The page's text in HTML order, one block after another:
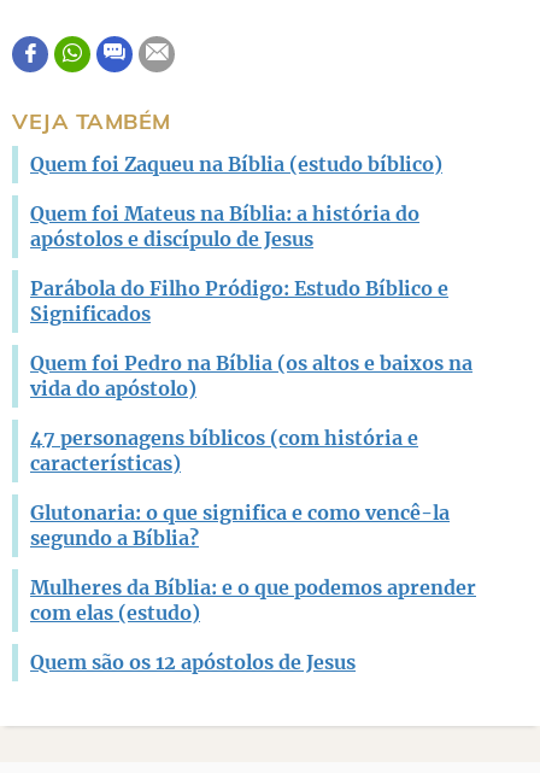
Este conteúdo contém informação incorreta
VEJA TAMBÉM
Quem foi Zaqueu na Bíblia (estudo bíblico)
Quem foi Mateus na Bíblia: a história do
apóstolos e discípulo de Jesus
Parábola do Filho Pródigo: Estudo Bíblico e
Significados
Quem foi Pedro na Bíblia (os altos e baixos na
vida do apóstolo)
47 personagens bíblicos (com história e
características)
Glutonaria: o que significa e como vencê-la
segundo a Bíblia?
Mulheres da Bíblia: e o que podemos aprender
com elas (estudo)
Quem são os 12 apóstolos de Jesus